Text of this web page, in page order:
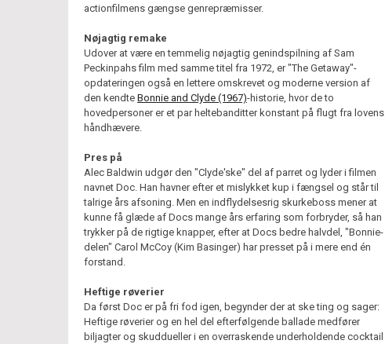
actionfilmens gængse genrepræmisser.
Nøjagtig remake
Udover at være en temmelig nøjagtig genindspilning af Sam
Peckinpahs film med samme titel fra 1972, er "The Getaway"-
opdateringen også en lettere omskrevet og moderne version af
den kendte Bonnie and Clyde (1967)-historie, hvor de to
hovedpersoner er et par heltebanditter konstant på flugt fra lovens
håndhævere.
Pres på
Alec Baldwin udgør den "Clyde'ske" del af parret og lyder i filmen
navnet Doc. Han havner efter et mislykket kup i fængsel og står til
talrige års afsoning. Men en indflydelsesrig skurkeboss mener at
kunne få glæde af Docs mange års erfaring som forbryder, så han
trykker på de rigtige knapper, efter at Docs bedre halvdel, "Bonnie-
delen" Carol McCoy (Kim Basinger) har presset på i mere end én
forstand.
Heftige røverier
Da først Doc er på fri fod igen, begynder der at ske ting og sager:
Heftige røverier og en hel del efterfølgende ballade medfører
biljagter og skuddueller i en overraskende underholdende cocktail